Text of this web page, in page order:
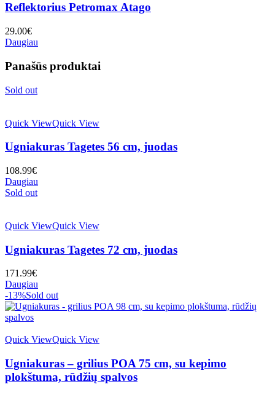
Reflektorius Petromax Atago
29.00€
Daugiau
Panašūs produktai
Sold out
Quick ViewQuick View
Ugniakuras Tagetes 56 cm, juodas
108.99€
Daugiau
Sold out
Quick ViewQuick View
Ugniakuras Tagetes 72 cm, juodas
171.99€
Daugiau
-13%Sold out
Quick ViewQuick View
Ugniakuras – grilius POA 75 cm, su kepimo
plokštuma, rūdžių spalvos